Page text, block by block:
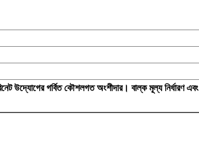
উদ্যোগের গর্বিত কৌশলগত অংশীদার। বাল্ক মূল্য নির্ধারণ এবং